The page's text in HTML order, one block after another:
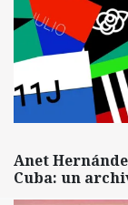
Anet
Cuba: un